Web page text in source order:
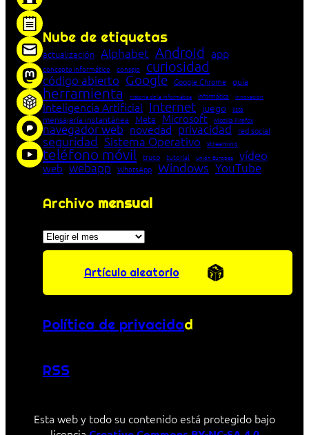
Nube de etiquetas
actualización Alphabet Android app
concepto informático consejo curiosidad
código abierto Google Google Chrome guía
herramienta historia de la Informática Informática innovación
Inteligencia Artificial Internet juego lista
mensajería instantánea Meta Microsoft Mozilla Firefox
navegador web novedad privacidad red social
seguridad Sistema Operativo streaming
teléfono móvil truco tutorial Unión Europea vídeo
web webapp WhatsApp Windows YouTube
Archivo mensual
Archivos
Artículo aleatorio
Política de privacidad
RSS
Esta web y todo su contenido está protegido bajo